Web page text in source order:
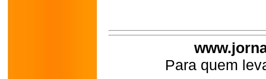
Para quem